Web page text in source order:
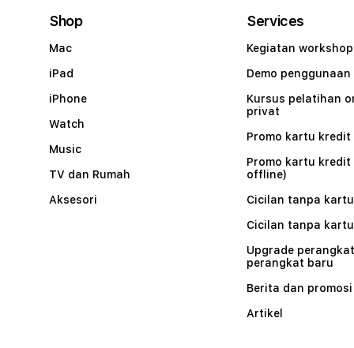
Shop
Mac
iPad
iPhone
Watch
Music
TV dan Rumah
Aksesori
Services
Kegiatan workshop
Demo penggunaan
Kursus pelatihan
privat
Promo kartu kredit
Promo kartu kredit
offline)
Cicilan tanpa
Cicilan tanpa
Upgrade
perangkat baru
Berita dan promosi
Artikel